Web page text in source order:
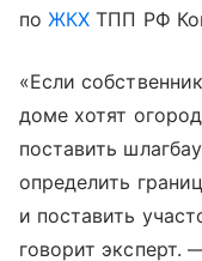
поЖКХ ТПП РФ
«Если
доме хотят
поставить
определить
и поставить
говорит эксперт.